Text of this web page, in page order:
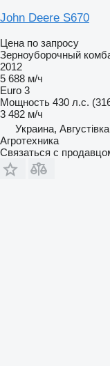
John Deere S670
Цена по запросу
Зерноуборочный
2012
5 688 м/ч
Euro 3
Мощность 430 л.с.
3 482 м/ч
Украина, Августівка
Агротехника
Связаться с